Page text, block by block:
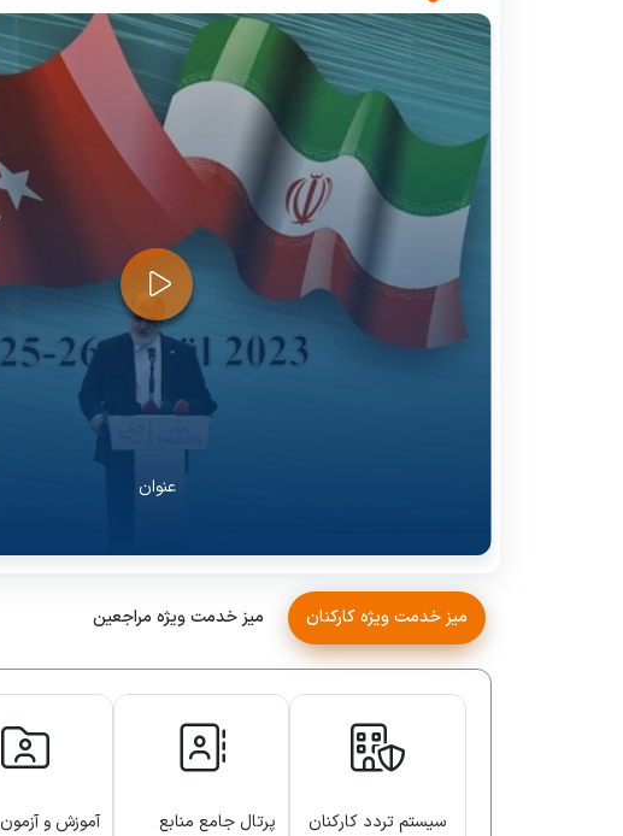
عنوان
میز خدمت ویژه کارکنان میز خدمت ویژه مراجعین
سیستم تردد کارکنان
پرتال جامع منابع
آموزش و آزمون